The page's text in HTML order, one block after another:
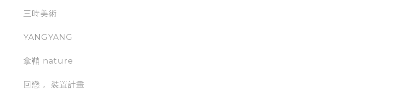
三時美術
YANGYANG
拿鞘 nature
回戀 。裝置計畫